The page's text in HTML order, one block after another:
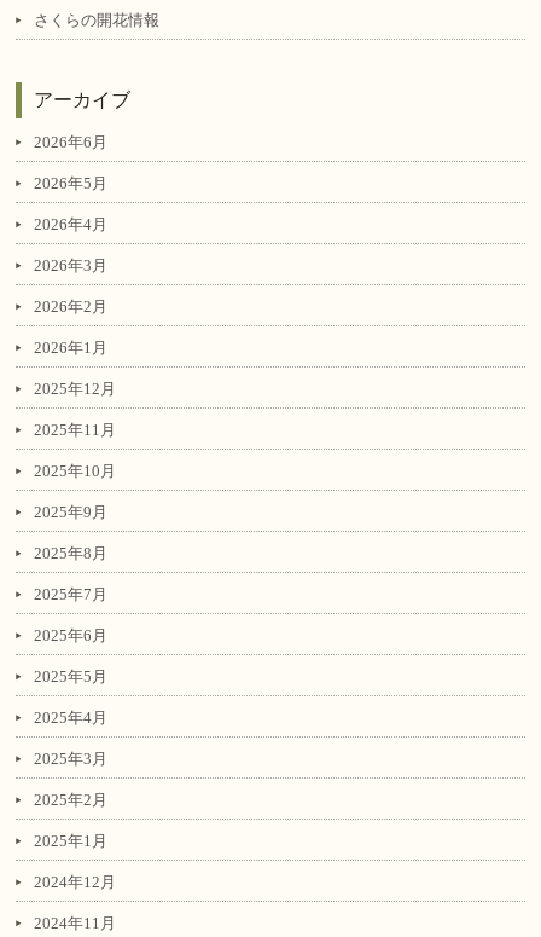
さくらの開花情報
アーカイブ
2026年6月
2026年5月
2026年4月
2026年3月
2026年2月
2026年1月
2025年12月
2025年11月
2025年10月
2025年9月
2025年8月
2025年7月
2025年6月
2025年5月
2025年4月
2025年3月
2025年2月
2025年1月
2024年12月
2024年11月